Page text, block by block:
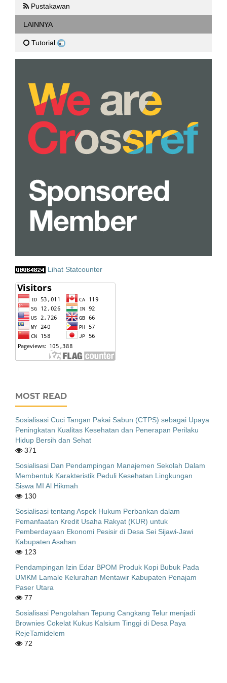
Pustakawan
LAINNYA
Tutorial
Lihat Statcounter
MOST READ
Sosialisasi Cuci Tangan Pakai Sabun (CTPS) sebagai Upaya
Peningkatan Kualitas Kesehatan dan Penerapan Perilaku
Hidup Bersih dan Sehat
371
Sosialisasi Dan Pendampingan Manajemen Sekolah Dalam
Membentuk Karakteristik Peduli Kesehatan Lingkungan
Siswa MI Al Hikmah
130
Sosialisasi tentang Aspek Hukum Perbankan dalam
Pemanfaatan Kredit Usaha Rakyat (KUR) untuk
Pemberdayaan Ekonomi Pesisir di Desa Sei Sijawi-Jawi
Kabupaten Asahan
123
Pendampingan Izin Edar BPOM Produk Kopi Bubuk Pada
UMKM Lamale Kelurahan Mentawir Kabupaten Penajam
Paser Utara
77
Sosialisasi Pengolahan Tepung Cangkang Telur menjadi
Brownies Cokelat Kukus Kalsium Tinggi di Desa Paya
RejeTamidelem
72